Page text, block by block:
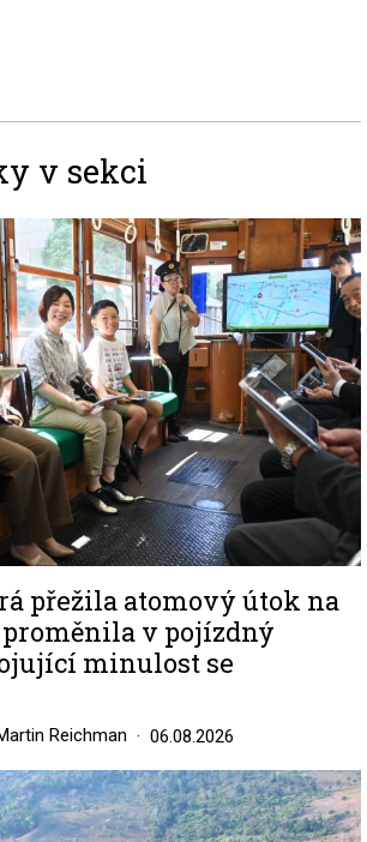
v sekci
přežila atomový útok na
v pojízdný
minulost se
Reichman 06.08.2026